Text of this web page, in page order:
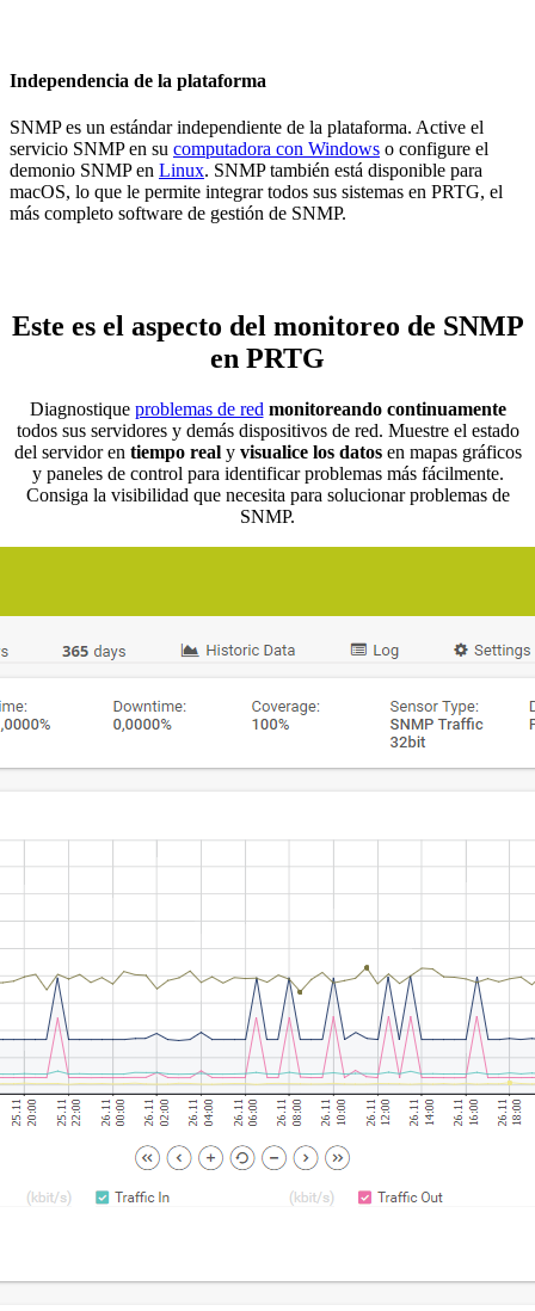
Independencia de la plataforma
SNMP es un estándar independiente de la plataforma. Active el
servicio SNMP en su computadora con Windows o configure el
demonio SNMP en Linux. SNMP también está disponible para
macOS, lo que le permite integrar todos sus sistemas en PRTG, el
más completo software de gestión de SNMP.
Este es el aspecto del monitoreo de SNMP
en PRTG
Diagnostique problemas de red monitoreando continuamente
todos sus servidores y demás dispositivos de red. Muestre el estado
del servidor en tiempo realy visualice los datosen mapas gráficos
y paneles de control para identificar problemas más fácilmente.
Consiga la visibilidad que necesita para solucionar problemas de
SNMP.